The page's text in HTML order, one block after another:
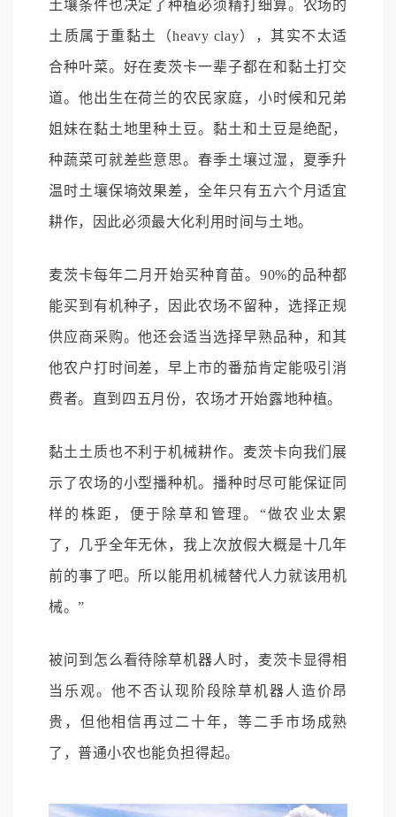
土壤条件也决定了种植必须精打细算。农场的
土质属于重黏土（heavy clay），其实不太适
合种叶菜。好在麦茨卡一辈子都在和黏土打交
道。他出生在荷兰的农民家庭，小时候和兄弟
姐妹在黏土地里种土豆。黏土和土豆是绝配，
种蔬菜可就差些意思。春季土壤过湿，夏季升
温时土壤保墒效果差，全年只有五六个月适宜
耕作，因此必须最大化利用时间与土地。
麦茨卡每年二月开始买种育苗。90%的品种都
能买到有机种子，因此农场不留种，选择正规
供应商采购。他还会适当选择早熟品种，和其
他农户打时间差，早上市的番茄肯定能吸引消
费者。直到四五月份，农场才开始露地种植。
黏土土质也不利于机械耕作。麦茨卡向我们展
示了农场的小型播种机。播种时尽可能保证同
样的株距，便于除草和管理。“做农业太累
了，几乎全年无休，我上次放假大概是十几年
前的事了吧。所以能用机械替代人力就该用机
械。”
被问到怎么看待除草机器人时，麦茨卡显得相
当乐观。他不否认现阶段除草机器人造价昂
贵，但他相信再过二十年，等二手市场成熟
了，普通小农也能负担得起。